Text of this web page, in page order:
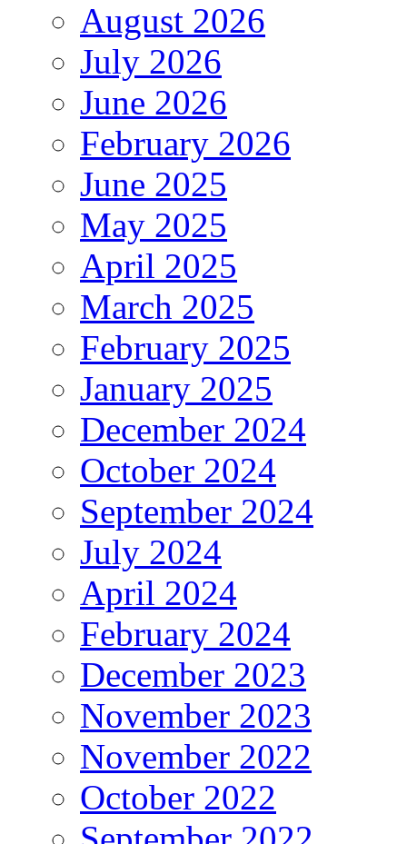
August 2026
July 2026
June 2026
February 2026
June 2025
May 2025
April 2025
March 2025
February 2025
January 2025
December 2024
October 2024
September 2024
July 2024
April 2024
February 2024
December 2023
November 2023
November 2022
October 2022